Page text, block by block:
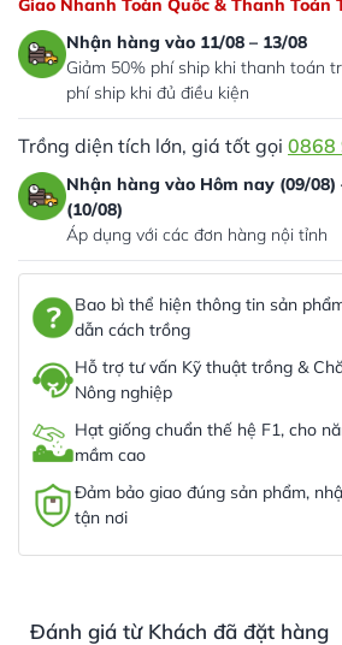
Giao Nhanh Toàn Quốc & Thanh Toán
Nhận hàng vào 11/08 – 13/08
Giảm 50% phí ship khi thanh toán
phí ship khi đủ điều kiện
Trồng diện tích lớn, giá tốt gọi 0868
Nhận hàng vào Hôm nay (09/08)
(10/08)
Áp dụng với các đơn hàng nội tỉnh
Bao bì thể hiện thông tin sản
dẫn cách trồng
Hỗ trợ tư vấn Kỹ thuật trồng &
Nông nghiệp
Hạt giống chuẩn thế hệ F1, cho
mầm cao
Đảm bảo giao đúng sản phẩm,
tận nơi
Đánh giá từ Khách đã đặt hàng